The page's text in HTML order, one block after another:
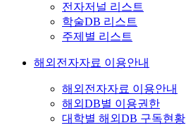
전자저널 리스트
학술DB 리스트
주제별 리스트
해외전자자료 이용안내
해외전자자료 이용안내
해외DB별 이용권한
대학별 해외DB 구독현황